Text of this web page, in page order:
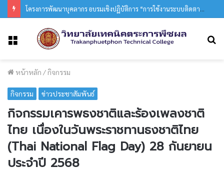
โครงการพัฒนาบุคลากร อบรมเชิงปฏิบัติการ “การใช้งานระบบติดตามผู้สำเร็จการศึกษา” ประจำปีการศึกษา 2568
หน้าหลัก /กิจกรรม
กิจกรรม ข่าวประชาสัมพันธ์
กิจกรรมเคารพธงชาติและร้องเพลงชาติ
ไทย เนื่องในวันพระราชทานธงชาติไทย
(Thai National Flag Day) 28 กันยายน
ประจำปี 2568